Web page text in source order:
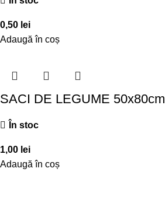
0,50 lei
Adaugă în coș
SACI DE LEGUME
În stoc
1,00 lei
Adaugă în coș